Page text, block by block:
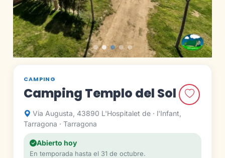
CAMPING
Camping Templo del Sol
Via Augusta, 43890 L'Hospitalet de · l'Infant,
Tarragona · Tarragona
Abierto hoy
En temporada hasta el 31 de octubre.